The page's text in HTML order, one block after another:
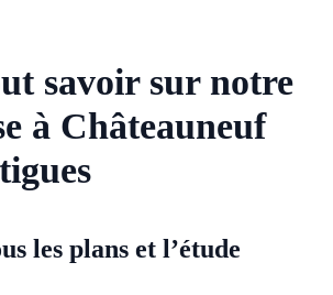
savoir sur notre
à Châteauneuf
les plans et l’étude